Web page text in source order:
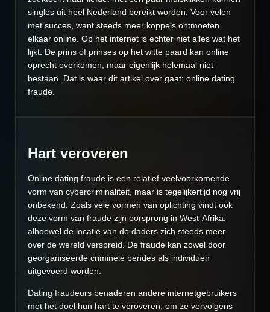
singles uit heel Nederland bereikt worden. Voor velen
met succes, want steeds meer koppels ontmoeten
elkaar online. Op het internet is echter niet alles wat het
lijkt. De prins of prinses op het witte paard kan online
oprecht overkomen, maar eigenlijk helemaal niet
bestaan. Dat is waar dit artikel over gaat: online dating
fraude.
Hart veroveren
Online dating fraude is een relatief veelvoorkomende
vorm van cybercriminaliteit, maar is tegelijkertijd nog vrij
onbekend. Zoals vele vormen van oplichting vindt ook
deze vorm van fraude zijn oorsprong in West-Afrika,
alhoewel de locatie van de daders zich steeds meer
over de wereld verspreid. De fraude kan zowel door
georganiseerde criminele bendes als individuen
uitgevoerd worden.
Dating fraudeurs benaderen andere internetgebruikers
met het doel hun hart te veroveren, om ze vervolgens